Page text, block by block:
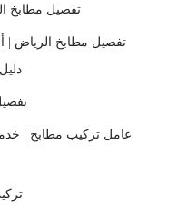
تفصيل مطابخ
تفصيل مطابخ الرياض |
تفصيل
عامل تركيب مطابخ |